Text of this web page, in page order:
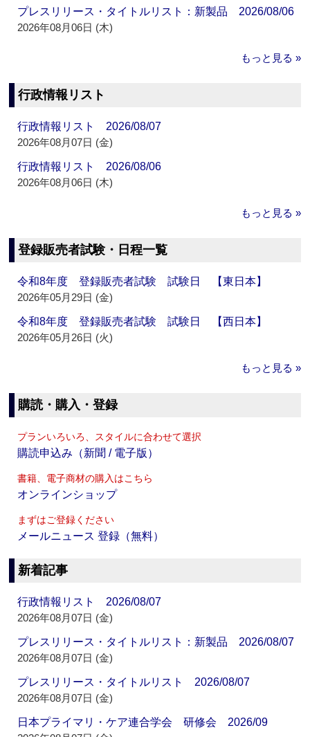
プレスリリース・タイトルリスト：新製品 2026/08/06
2026年08月06日 (木)
もっと見る »
行政情報リスト
行政情報リスト 2026/08/07
2026年08月07日 (金)
行政情報リスト 2026/08/06
2026年08月06日 (木)
もっと見る »
登録販売者試験・日程一覧
令和8年度 登録販売者試験 試験日 【東日本】
2026年05月29日 (金)
令和8年度 登録販売者試験 試験日 【西日本】
2026年05月26日 (火)
もっと見る »
購読・購入・登録
プランいろいろ、スタイルに合わせて選択
購読申込み（新聞 / 電子版）
書籍、電子商材の購入はこちら
オンラインショップ
まずはご登録ください
メールニュース 登録（無料）
新着記事
行政情報リスト 2026/08/07
2026年08月07日 (金)
プレスリリース・タイトルリスト：新製品 2026/08/07
2026年08月07日 (金)
プレスリリース・タイトルリスト 2026/08/07
2026年08月07日 (金)
日本プライマリ・ケア連合学会 研修会 2026/09